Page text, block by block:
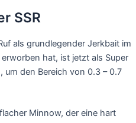
SSR
als grundlegender Jerkbait im
hat, ist jetzt als Super
um den Bereich von 0.3 – 0.7
Minnow, der eine hart